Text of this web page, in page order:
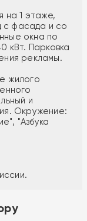
на 1 этаже,
с фасада и со
окна по
кВт. Парковка
рекламы.
жилого
и
Окружение:
"Азбука